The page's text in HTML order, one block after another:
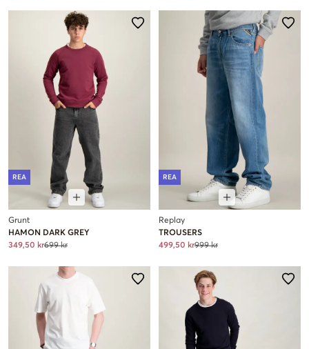
REA
Grunt
HAMON DARK GREY
349,50 kr699 kr
REA
Replay
TROUSERS
499,50 kr999 kr